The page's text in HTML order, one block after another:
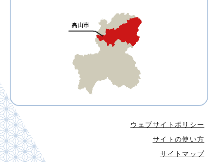
ウェブサイトポリシー
サイトの使い方
サイトマップ